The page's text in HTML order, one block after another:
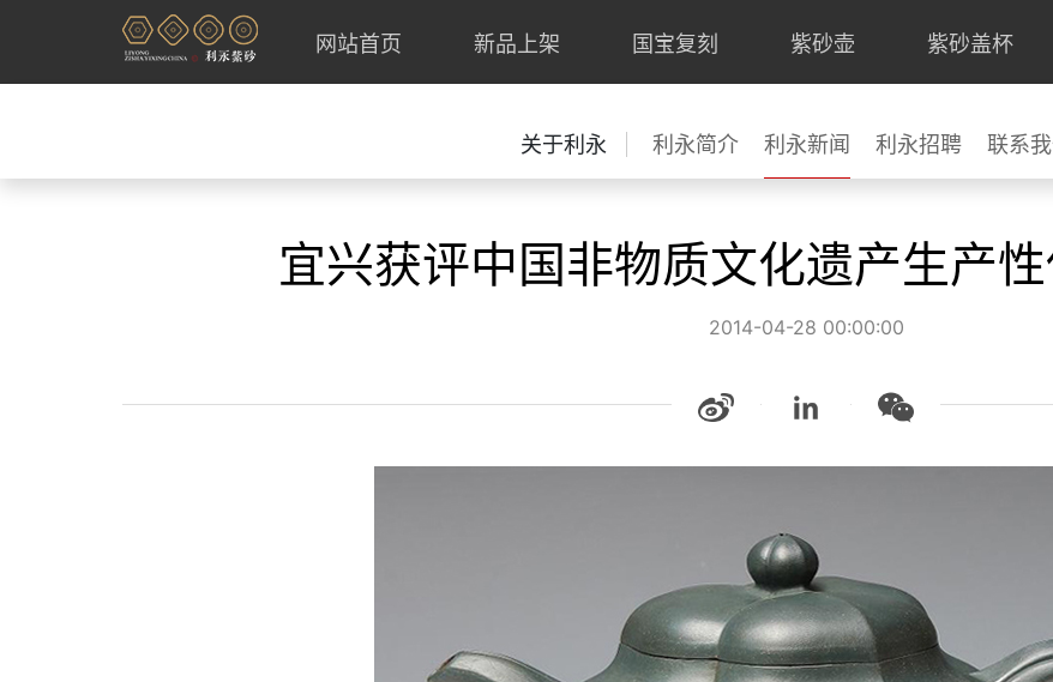
网站首页 新品上架 国宝复刻 紫砂壶 紫砂盖杯
关于利永 利永简介 利永新闻 利永招聘 联系
宜兴获评中国非物质文化遗产生产
2014-04-28 00:00:00